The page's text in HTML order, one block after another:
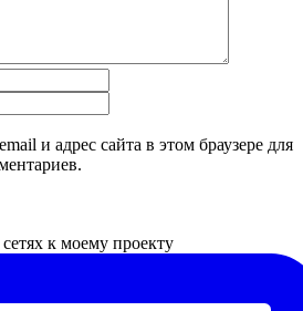
и адрес сайта в этом браузере для
к моему проекту